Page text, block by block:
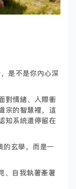
是不是你內心深
對情緒、人際衝
宗的智慧裡，這
知系統還停留在
的玄學，而是一
、自我執著牽著